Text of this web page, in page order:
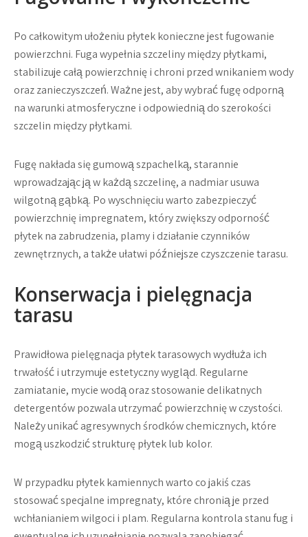
Po całkowitym ułożeniu płytek konieczne jest fugowanie
powierzchni. Fuga wypełnia szczeliny między płytkami,
stabilizuje całą powierzchnię i chroni przed wnikaniem wody
oraz zanieczyszczeń. Ważne jest, aby wybrać fugę odporną
na warunki atmosferyczne i odpowiednią do szerokości
szczelin między płytkami.
Fugę nakłada się gumową szpachelką, starannie
wprowadzając ją w każdą szczelinę, a nadmiar usuwa
wilgotną gąbką. Po wyschnięciu warto zabezpieczyć
powierzchnię impregnatem, który zwiększy odporność
płytek na zabrudzenia, plamy i działanie czynników
zewnętrznych, a także ułatwi późniejsze czyszczenie tarasu.
Konserwacja i pielęgnacja
tarasu
Prawidłowa pielęgnacja płytek tarasowych wydłuża ich
trwałość i utrzymuje estetyczny wygląd. Regularne
zamiatanie, mycie wodą oraz stosowanie delikatnych
detergentów pozwala utrzymać powierzchnię w czystości.
Należy unikać agresywnych środków chemicznych, które
mogą uszkodzić strukturę płytek lub kolor.
W przypadku płytek kamiennych warto co jakiś czas
stosować specjalne impregnaty, które chronią je przed
wchłanianiem wilgoci i plam. Regularna kontrola stanu fug i